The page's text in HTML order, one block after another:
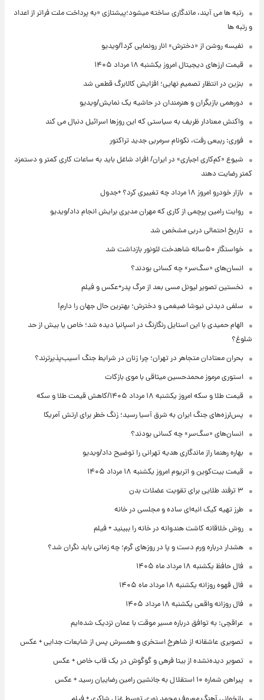
رتبه ها می آیند، ماندگاری ساخته میشود؛پیشتازی «به پرداخت ملت فراتر از اعداد
و رتبه ها
نفیسه روشن از «دخترش» انار رونمایی کرد!/ویدیو
قیمت ارزهای دیجیتال امروز یکشنبه ۱۸ مرداد ۱۴۰۵
بنزین در انتظار تصمیم نهایی؛ افزایش کالابرگ قطعی شد
دورهمی بازیگران و هنرمندان در حاشیه یک نمایش/ویدیو
واکنش معنادار ظریف به سیاستی که این روزها اسرائیل دنبال می کند
فوری: ربیعی رفت، نکونام سرمربی جدید تراکتور
شیوع «کم‌کاری اجباری» در ایران/ افراد شاغل باید به ساعات کاری کمتر و دستمزد
کمتر رضایت دهند
بازار خودرو امروز ۱۸ مرداد چه تغییری کرد؟ +جدول
روایت رامین پرچمی از کاری که مهران مدیری برایش انجام داد/ویدیو
تاریخ احتمالی دربی مشخص شد
خواستگار ۵۰ساله شاهدخت لئونور بازداشت شد
انسان‌های «سگ‌سر» چه کسانی بودند؟
نخستین تصویر لیونل مسی بعد از مرگ پدر+عکس و فیلم
سلفی دیدنی نیوشا ضیغمی و دخترش؛ بهترین حال جهان را دارم!
الهام حمیدی با این استایل رنگارنگ در اسپانیا دیده شد؛ خاص یا بیش از حد
شلوغ؟
بحران معتادان متجاهر در تهران؛ چرا زنان در شرایط جنگ آسیب‌پذیرترند؟
استوری مرموز محمدحسین میثاقی با موی بازکات
قیمت طلا و سکه امروز یکشنبه ۱۸ مرداد ۱۴۰۵/کاهش قیمت طلا و سکه
پس‌لرزه‌های جنگ ایران به شرق آسیا رسید؛ زنگ خطر برای ارتش آمریکا
انسان‌های «سگ‌سر» چه کسانی بودند؟
بهاره رهنما راز ماندگاری هدیه تهرانی را توضیح داد/ویدیو
قیمت بیت‌کوین و اتریوم امروز یکشنبه ۱۸ مرداد ۱۴۰۵
۳ ترفند طلایی برای تقویت عضلات بدن
طرز تهیه کیک انبه‌ای ساده و مجلسی در خانه
روش خلاقانه کاشت هندوانه در خانه را ببینید + فیلم
هشدار درباره ورم دست و پا در روزهای گرم؛ چه زمانی باید نگران شد؟
فال حافظ یکشنبه ۱۸ مرداد ماه ۱۴۰۵
فال قهوه روزانه یکشنبه ۱۸ مرداد ماه ۱۴۰۵
فال روزانه واقعی یکشنبه ۱۸ مرداد ۱۴۰۵
عراقچی: به توافق درباره مسیر موقت با عمان نزدیک شده‌ایم
تصویری عاشقانه از شاهرخ استخری و همسرش پس از شایعات جدایی + عکس
تصویر دیده‌نشده از بیتا فرهی و گوگوش در یک قاب خاص + عکس
پیراهن شماره ۱۰ استقلال به جانشین رامین رضاییان رسید + عکس